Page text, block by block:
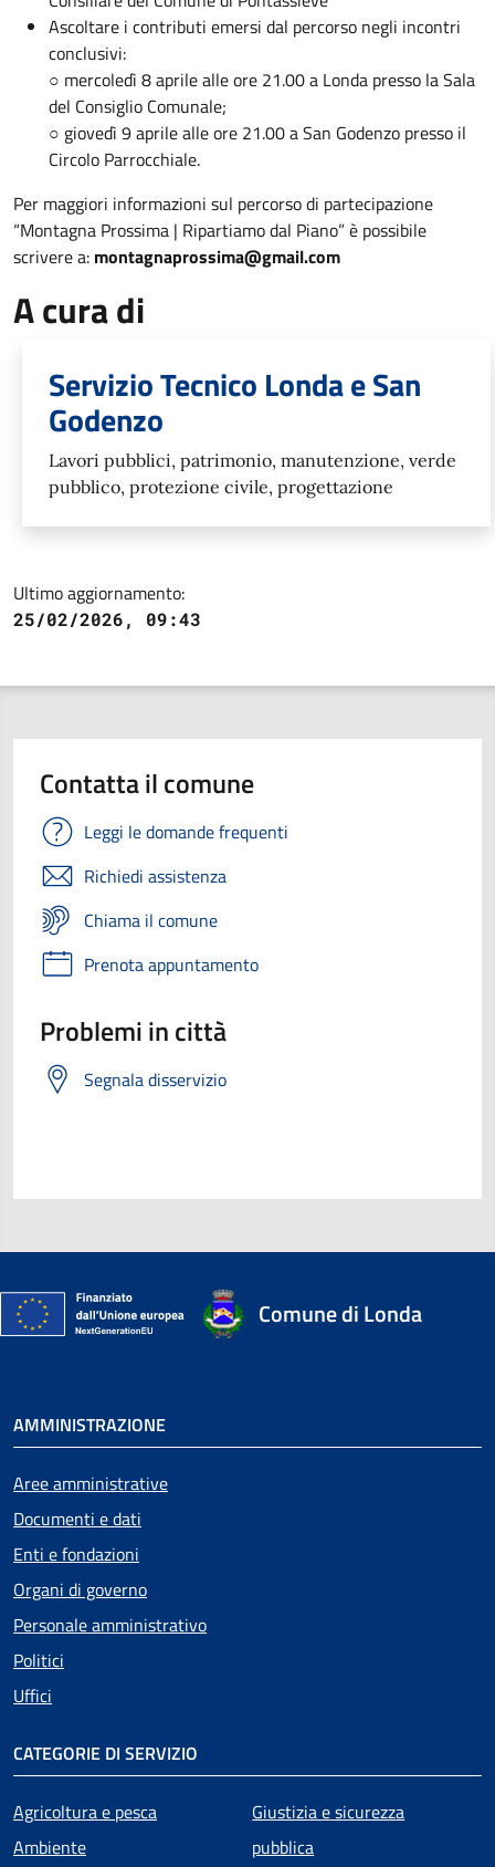
Ascoltare i contributi emersi dal percorso negli incontri
conclusivi:
○ mercoledì 8 aprile alle ore 21.00 a Londa presso la Sala
del Consiglio Comunale;
○ giovedì 9 aprile alle ore 21.00 a San Godenzo presso il
Circolo Parrocchiale.
Per maggiori informazioni sul percorso di partecipazione
“Montagna Prossima | Ripartiamo dal Piano” è possibile
scrivere a: montagnaprossima@gmail.com
A cura di
Servizio Tecnico Londa e San
Godenzo
Lavori pubblici, patrimonio, manutenzione, verde
pubblico, protezione civile, progettazione
Ultimo aggiornamento:
25/02/2026, 09:43
Contatta il comune
Leggi le domande frequenti
Richiedi assistenza
Chiama il comune
Prenota appuntamento
Problemi in città
Segnala disservizio
Comune di Londa
AMMINISTRAZIONE
Aree amministrative
Documenti e dati
Enti e fondazioni
Organi di governo
Personale amministrativo
Politici
Uffici
CATEGORIE DI SERVIZIO
Agricoltura e pesca
Ambiente
Giustizia e sicurezza
pubblica